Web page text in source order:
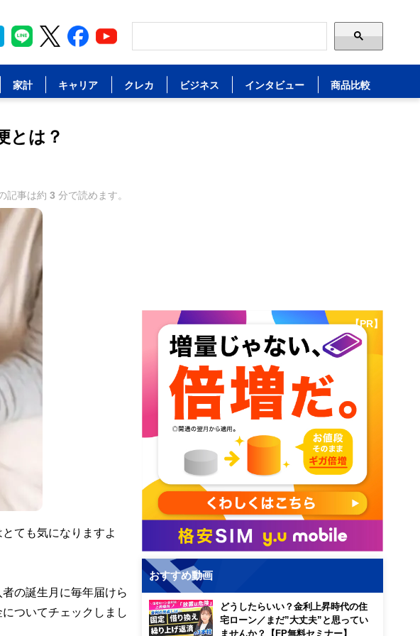
家計 キャリア クレカ ビジネス インタビュー 商品比較
とは？
記事は約 3 分で読めます。
ても気になりますよ
の誕生月に毎年届けら
ついてチェックしまし
【PR】
おすすめ動画
どうしたらいい？金利上昇時代の住
宅ローン／まだ”大丈夫”と思ってい
ませんか？【FP無料セミナー】